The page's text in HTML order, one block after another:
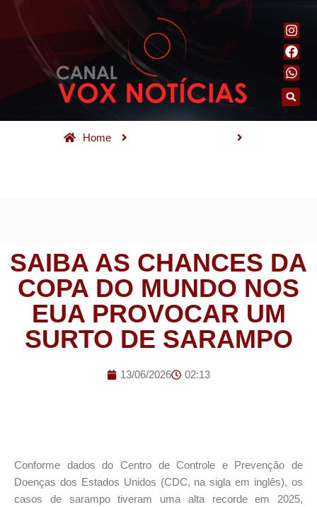
Home
SAIBA AS CHANCES DA
COPA DO MUNDO NOS
EUA PROVOCAR UM
SURTO DE SARAMPO
13/06/2026 02:13
Conforme dados do Centro de Controle e Prevenção de
Doenças dos Estados Unidos (CDC, na sigla em inglês), os
casos de sarampo tiveram uma alta recorde em 2025,